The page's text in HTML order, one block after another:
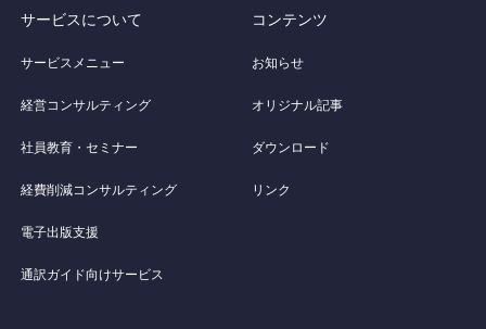
サービスについて
サービスメニュー
経営コンサルティング
社員教育・セミナー
経費削減コンサルティング
電子出版支援
通訳ガイド向けサービス
コンテンツ
お知らせ
オリジナル記事
ダウンロード
リンク